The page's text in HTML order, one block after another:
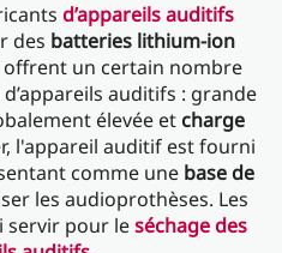
d’appareils auditifs
des batteries lithium-ion
offrent un certain nombre
auditifs : grande
élevée et charge
l'appareil auditif est fourni
comme une base de
les audioprothèses. Les
servir pour leséchage des